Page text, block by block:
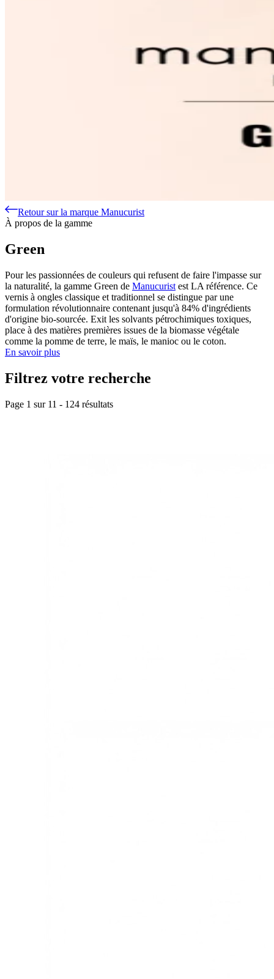
Retour sur la marque Manucurist
À propos de la gamme
Green
Pour les passionnées de couleurs qui refusent de faire l'impasse sur
la naturalité, la gamme Green de Manucurist est LA référence. Ce
vernis à ongles classique et traditionnel se distingue par une
formulation révolutionnaire contenant jusqu'à 84% d'ingrédients
d'origine bio-sourcée. Exit les solvants pétrochimiques toxiques,
place à des matières premières issues de la biomasse végétale
comme la pomme de terre, le maïs, le manioc ou le coton.
En savoir plus
Filtrez votre recherche
Page 1 sur 11 - 124 résultats